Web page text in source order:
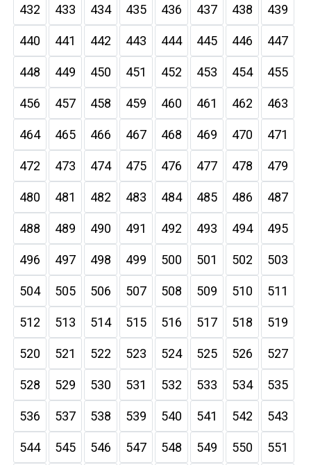
432 433 434 435 436 437 438 439
440 441 442 443 444 445 446 447
448 449 450 451 452 453 454 455
456 457 458 459 460 461 462 463
464 465 466 467 468 469 470 471
472 473 474 475 476 477 478 479
480 481 482 483 484 485 486 487
488 489 490 491 492 493 494 495
496 497 498 499 500 501 502 503
504 505 506 507 508 509 510 511
512 513 514 515 516 517 518 519
520 521 522 523 524 525 526 527
528 529 530 531 532 533 534 535
536 537 538 539 540 541 542 543
544 545 546 547 548 549 550 551